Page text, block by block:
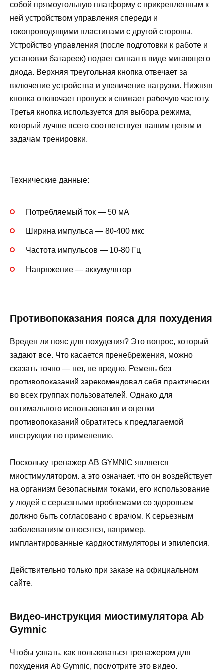
собой прямоугольную платформу с прикрепленным к
ней устройством управления спереди и
токопроводящими пластинами с другой стороны.
Устройство управления (после подготовки к работе и
установки батареек) подает сигнал в виде мигающего
диода. Верхняя треугольная кнопка отвечает за
включение устройства и увеличение нагрузки. Нижняя
кнопка отключает пропуск и снижает рабочую частоту.
Третья кнопка используется для выбора режима,
который лучше всего соответствует вашим целям и
задачам тренировки.
Технические данные:
Потребляемый ток — 50 мА
Ширина импульса — 80-400 мкс
Частота импульсов — 10-80 Гц
Напряжение — аккумулятор
Противопоказания пояса для похудения
Вреден ли пояс для похудения? Это вопрос, который
задают все. Что касается пренебрежения, можно
сказать точно — нет, не вредно. Ремень без
противопоказаний зарекомендовал себя практически
во всех группах пользователей. Однако для
оптимального использования и оценки
противопоказаний обратитесь к предлагаемой
инструкции по применению.
Поскольку тренажер AB GYMNIC является
миостимулятором, а это означает, что он воздействует
на организм безопасными токами, его использование
у людей с серьезными проблемами со здоровьем
должно быть согласовано с врачом. К серьезным
заболеваниям относятся, например,
имплантированные кардиостимуляторы и эпилепсия.
Действительно только при заказе на официальном
сайте.
Видео-инструкция миостимулятора Ab
Gymnic
Чтобы узнать, как пользоваться тренажером для
похудения Ab Gymnic, посмотрите это видео.